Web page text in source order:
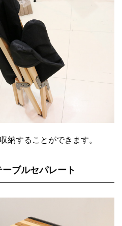
納することができます。
ブルセパレート